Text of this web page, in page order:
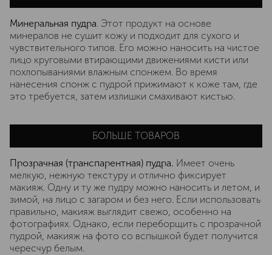
Минеральная пудра . Этот продукт на основе
минералов не сушит кожу и подходит для сухого и
чувствительного типов. Его можно наносить на чистое
лицо круговыми втирающими движениями кисти или
похлопываниями влажным спонжем. Во время
нанесения спонж с пудрой прижимают к коже там, где
это требуется, затем излишки смахивают кистью.
БОЛЬШЕ ТОВАРОВ
Прозрачная (транспарентная) пудра. Имеет очень
мелкую, нежную текстуру и отлично фиксирует
макияж. Одну и ту же пудру можно наносить и летом, и
зимой, на лицо с загаром и без него. Если использовать
правильно, макияж выглядит свежо, особенно на
фотографиях. Однако, если переборщить с прозрачной
пудрой, макияж на фото со вспышкой будет получится
чересчур белым.